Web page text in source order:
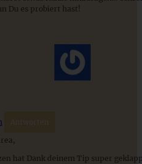
– die besten Ideen mit Obst
Du es probiert hast!
Antworten
hat Dank deinem Tip super